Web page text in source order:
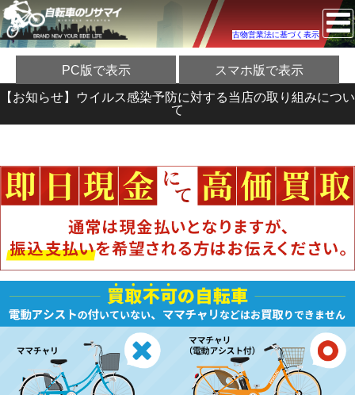
古物営業法に基づく表示
PC版で表示 スマホ版で表示
【お知らせ】ウイルス感染予防に対する当店の取り組みについ
て